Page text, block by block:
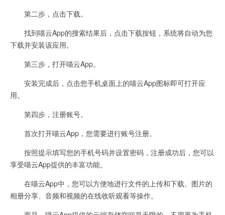
第二步，点击下载。
找到喵云App的搜索结果后，点击下载按钮，系统将自动为您
下载并安装该应用。
第三步，打开喵云App。
安装完成后，点击您手机桌面上的喵云App图标即可打开应
用。
第四步，注册账号。
首次打开喵云App，您需要进行账号注册。
按照提示填写您的手机号码并设置密码，注册成功后，您可以
享受喵云App提供的丰富功能。
在喵云App中，您可以方便地进行文件的上传和下载、图片的
相册分享、音频和视频的在线收听观看等操作。